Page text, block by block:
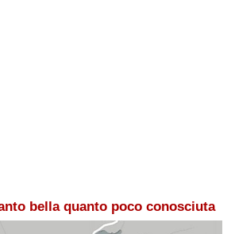
bella quanto poco conosciuta